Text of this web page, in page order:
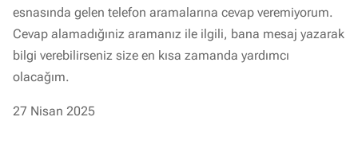
esnasında gelen telefon aramalarına cevap veremiyorum.
Cevap alamadığıniz aramanız ile ilgili, bana mesaj yazarak
bilgi verebilirseniz size en kısa zamanda yardımcı
olacağım.
27 Nisan 2025